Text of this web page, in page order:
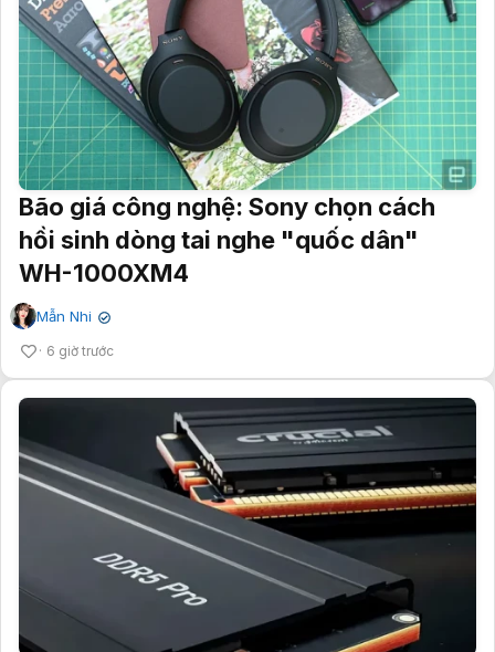
Bão giá công nghệ: Sony chọn cách
hồi sinh dòng tai nghe "quốc dân"
WH-1000XM4
Mẫn Nhi ✔
6 giờ trước